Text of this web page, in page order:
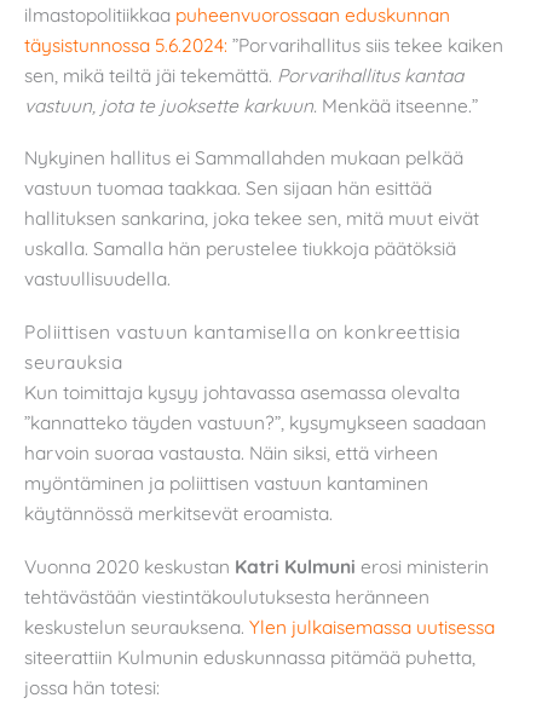
ilmastopolitiikkaa puheenvuorossaan eduskunnan
täysistunnossa 5.6.2024: ”Porvarihallitus siis tekee kaiken
sen, mikä teiltä jäi tekemättä. Porvarihallitus kantaa
vastuun, jota te juoksette karkuun. Menkää itseenne.”
Nykyinen hallitus ei Sammallahden mukaan pelkää
vastuun tuomaa taakkaa. Sen sijaan hän esittää
hallituksen sankarina, joka tekee sen, mitä muut eivät
uskalla. Samalla hän perustelee tiukkoja päätöksiä
vastuullisuudella.
Poliittisen vastuun kantamisella on konkreettisia
seurauksia
Kun toimittaja kysyy johtavassa asemassa olevalta
”kannatteko täyden vastuun?”, kysymykseen saadaan
harvoin suoraa vastausta. Näin siksi, että virheen
myöntäminen ja poliittisen vastuun kantaminen
käytännössä merkitsevät eroamista.
Vuonna 2020 keskustan Katri Kulmuni erosi ministerin
tehtävästään viestintäkoulutuksesta heränneen
keskustelun seurauksena. Ylen julkaisemassa uutisessa
siteerattiin Kulmunin eduskunnassa pitämää puhetta,
jossa hän totesi: